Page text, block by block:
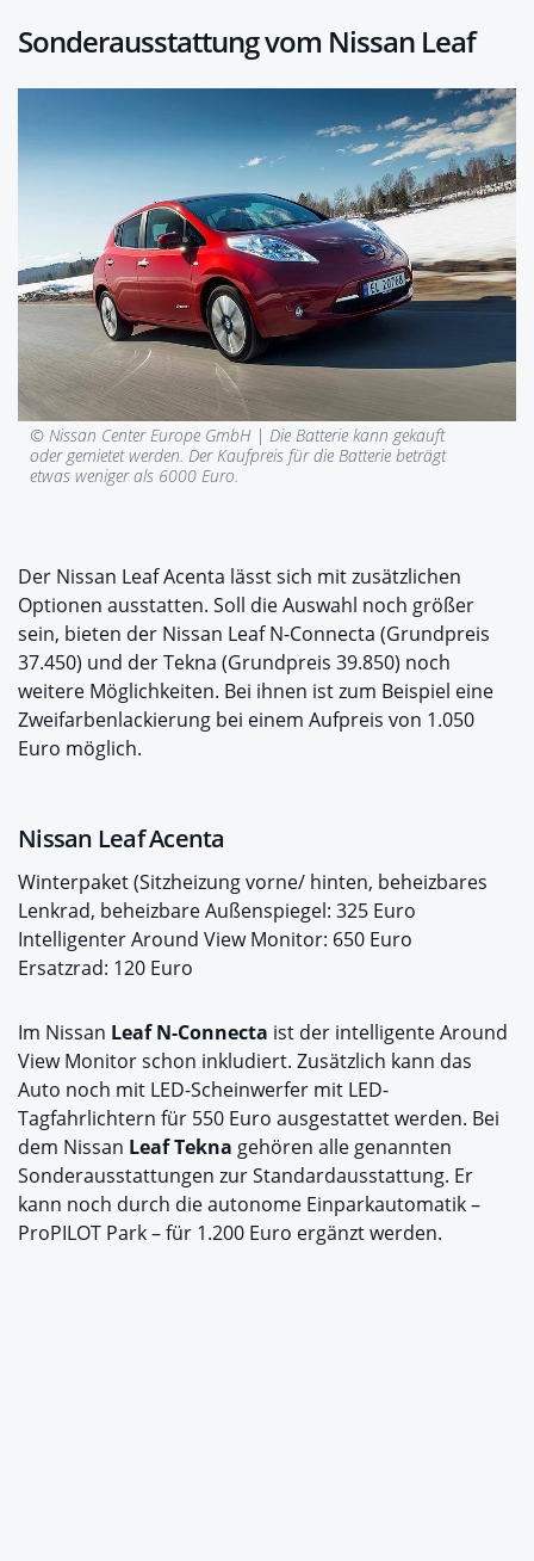
Sonderausstattung vom Nissan Leaf
© Nissan Center Europe GmbH | Die Batterie kann gekauft
oder gemietet werden. Der Kaufpreis für die Batterie beträgt
etwas weniger als 6000 Euro.
Der Nissan Leaf Acenta lässt sich mit zusätzlichen
Optionen ausstatten. Soll die Auswahl noch größer
sein, bieten der Nissan Leaf N-Connecta (Grundpreis
37.450) und der Tekna (Grundpreis 39.850) noch
weitere Möglichkeiten. Bei ihnen ist zum Beispiel eine
Zweifarbenlackierung bei einem Aufpreis von 1.050
Euro möglich.
Nissan Leaf Acenta
Winterpaket (Sitzheizung vorne/ hinten, beheizbares
Lenkrad, beheizbare Außenspiegel: 325 Euro
Intelligenter Around View Monitor: 650 Euro
Ersatzrad: 120 Euro
Im Nissan Leaf N-Connecta ist der intelligente Around
View Monitor schon inkludiert. Zusätzlich kann das
Auto noch mit LED-Scheinwerfer mit LED-
Tagfahrlichtern für 550 Euro ausgestattet werden. Bei
dem Nissan Leaf Tekna gehören alle genannten
Sonderausstattungen zur Standardausstattung. Er
kann noch durch die autonome Einparkautomatik –
ProPILOT Park – für 1.200 Euro ergänzt werden.